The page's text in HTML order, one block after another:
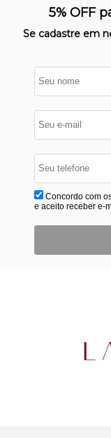
Nosso
5% OFF
Se cadastre em
Concordo com
e aceito receber e-